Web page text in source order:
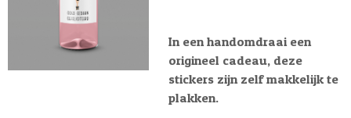
In een handomdraai een
origineel cadeau, deze
stickers zijn zelf makkelijk te
plakken.